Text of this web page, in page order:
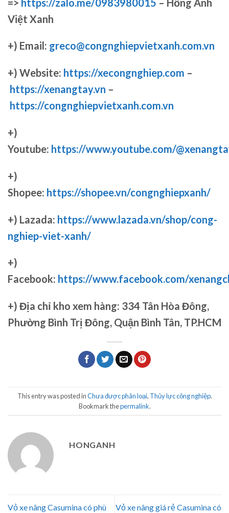
Việt Xanh
+) Email: greco@congnghiepvietxanh.com.vn
+) Website: https://xecongnghiep.com –
https://xenangtay.vn –
https://congnghiepvietxanh.com.vn
+)
Youtube: https://www.youtube.com/
+)
Shopee: https://shopee.vn/congnghiepxanh/
+) Lazada: https://www.lazada.vn/shop/cong-
nghiep-viet-xanh/
+)
Facebook: https://www.facebook.com/
+) Địa chỉ kho xem hàng: 334 Tân Hòa Đông,
Phường Bình Trị Đông, Quận Bình Tân, TP.HCM
This entry was posted inChưa được phân loại, Thủy lực công nghiệp.
Bookmark thepermalink.
HONGANH
Vỏ xe nâng Casumina có phù
Vỏ xe nâng giá rẻ Casumina có